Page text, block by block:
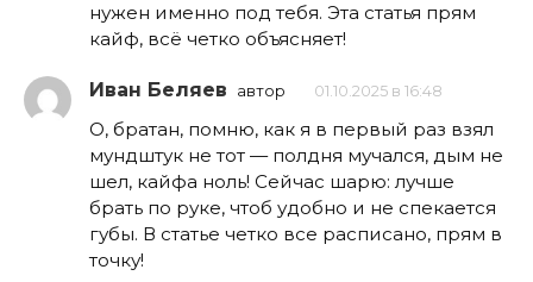
нужен именно под тебя. Эта статья прям
кайф, всё четко объясняет!
Иван Беляев автор 01.10.2025 в 16:48
О, братан, помню, как я в первый раз взял
мундштук не тот — полдня мучался, дым не
шел, кайфа ноль! Сейчас шарю: лучше
брать по руке, чтоб удобно и не спекается
губы. В статье четко все расписано, прям в
точку!